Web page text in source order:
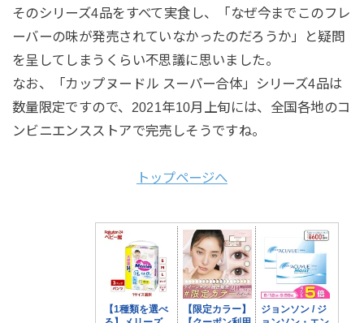
そのシリーズ4品をすべて実食し、「なぜ今までこのフレ
ーバーの味が発売されていなかったのだろうか」と疑問
を呈してしまうくらい不思議に思いました。
なお、「カップヌードル スーパー合体」シリーズ4品は
数量限定ですので、2021年10月上旬には、全国各地のコ
ンビニエンスストアで完売しそうですね。
トップページへ